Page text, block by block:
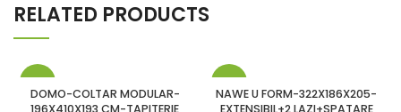
RELATED PRODUCTS
DOMO-COLTAR MODULAR-
196X410X193 CM-TAPITERIE
NAWE U FORM-322X186X205-
EXTENSIBIL+2 LAZI+SPATARE